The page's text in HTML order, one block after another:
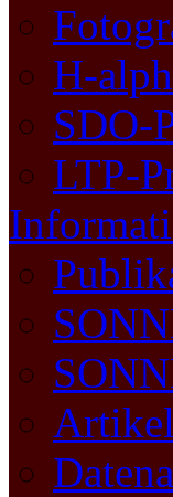
H-
SDO-
LTP-